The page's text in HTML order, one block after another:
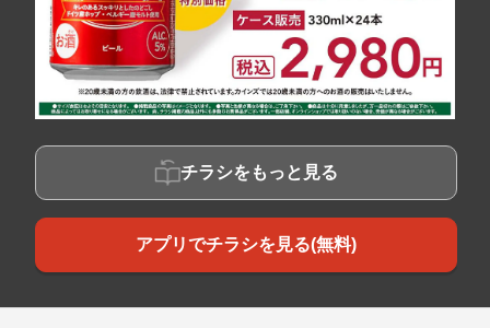
チラシをもっと見る
アプリでチラシを見る(無料)